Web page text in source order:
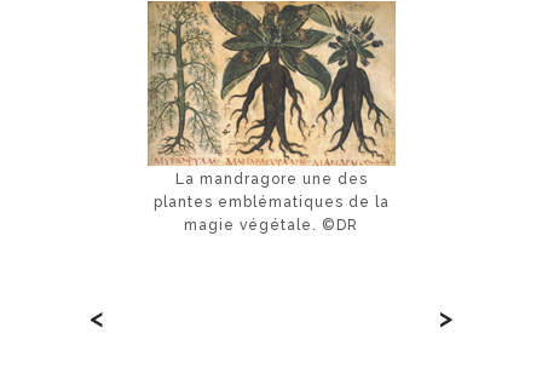
La mandragore une des
plantes emblématiques de la
magie végétale. ©DR
< >